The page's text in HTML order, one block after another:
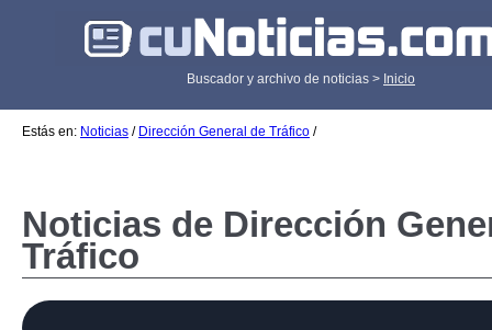
Buscador y archivo de noticias > Inicio
Estás en: Noticias / Dirección General de Tráfico /
Noticias de Dirección
Tráfico